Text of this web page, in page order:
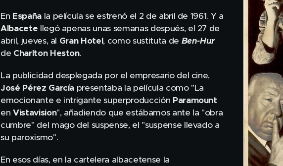
En Españala película se estrenó el 2 de abril de 1961. Y a
Albacete llegó apenas unas semanas después, el 27 de
abril, jueves, al Gran Hotel, como sustituta de Ben-Hur
de Charlton Heston.
La publicidad desplegada por el empresario del cine,
José Pérez García presentaba la película como "La
emocionante e intrigante superproducción Paramount
en Vistavision", añadiendo que estábamos ante la "obra
cumbre" del mago del suspense, el "suspense llevado a
su paroxismo".
En esos días, en la cartelera albacetense la